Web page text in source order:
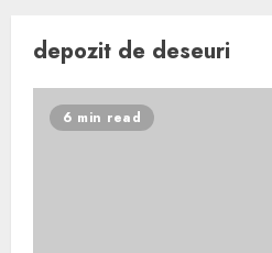
depozit de deseuri
6 min read